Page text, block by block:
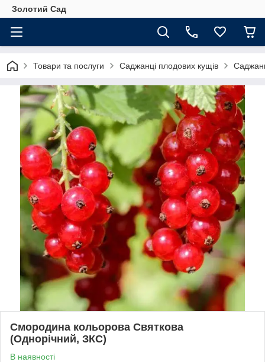
Золотий Сад
Товари та послуги Саджанці плодових кущів
Смородина кольорова Святкова
(Однорічний, ЗКС)
В наявності